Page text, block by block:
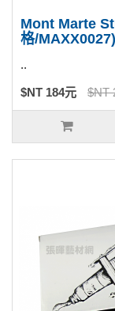
Mont Marte
格/MAXX0027)
..
$NT 184元 $NT